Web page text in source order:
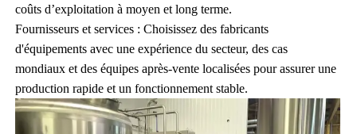
coûts d’exploitation à moyen et long terme.
Fournisseurs et services : Choisissez des fabricants
d'équipements avec une expérience du secteur, des cas
mondiaux et des équipes après-vente localisées pour assurer une
production rapide et un fonctionnement stable.